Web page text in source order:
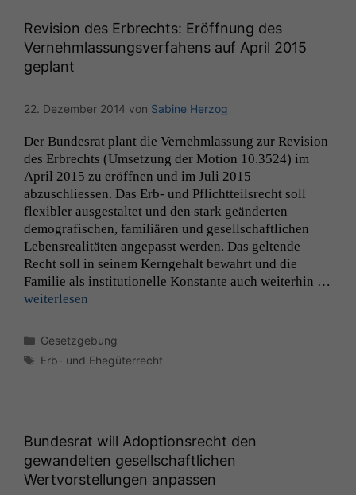
Revision des Erbrechts: Eröffnung des
Vernehmlassungsverfahens auf April 2015
geplant
22. Dezember 2014 von Sabine Herzog
Der Bun­desrat plant die Vernehm­las­sung zur Revi­sion
des Erbrechts (Umset­zung der Motion 10.3524) im
April 2015 zu eröff­nen und im Juli 2015
abzuschliessen. Das Erb- und Pflicht­teil­srecht soll
flex­i­bler aus­gestal­tet und den stark geän­derten
demografis­chen, famil­iären und gesellschaftlichen
Leben­sre­al­itäten angepasst wer­den. Das gel­tende
Recht soll in seinem Kernge­halt bewahrt und die
Fam­i­lie als insti­tu­tionelle Kon­stante auch weit­er­hin …
weit­er­lesen
Kategorien
Gesetzgebung
Schlagwörter
Erb- und Ehegüterrecht
Bundesrat will Adoptionsrecht den
gewandelten gesellschaftlichen
Wertvorstellungen anpassen